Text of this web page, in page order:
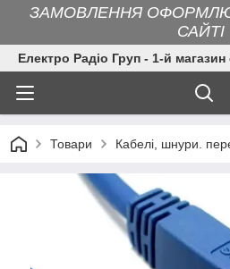
ЗАМОВЛЕННЯ
САЙТІ
Електро Радіо Груп - 1-й магазин
Товари Кабелі, шнури.